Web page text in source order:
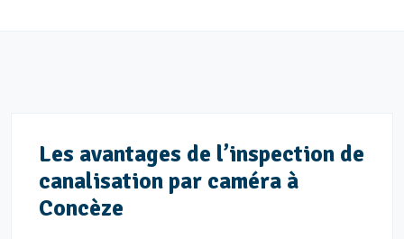
Les avantages de l’inspection de
canalisation par caméra à
Concèze